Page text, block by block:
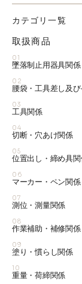
カテゴリ一覧
取扱商品
01
墜落制止用器具関係
02
腰袋・工具差し及
03
工具関係
04
切断・穴あけ関係
05
位置出し・締め具関
06
マーカー・ペン関係
07
測位・測量関係
08
作業補助・補修関係
09
塗り・慣らし関係
10
重量・荷締関係